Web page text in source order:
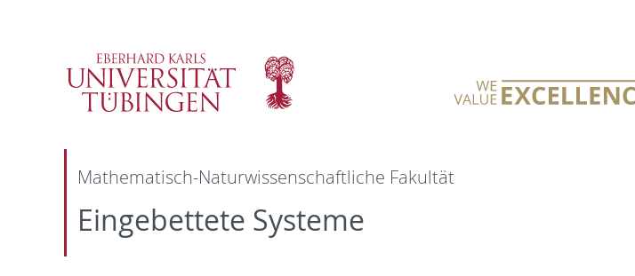
Mathematisch-Naturwissenschaftliche Fakultät
Eingebettete Systeme